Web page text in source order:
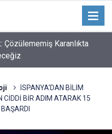
Çözülememiş Karanlıkta
İSPANYA'DAN BİLİM
CİDDİ BİR ADIM ATARAK 15